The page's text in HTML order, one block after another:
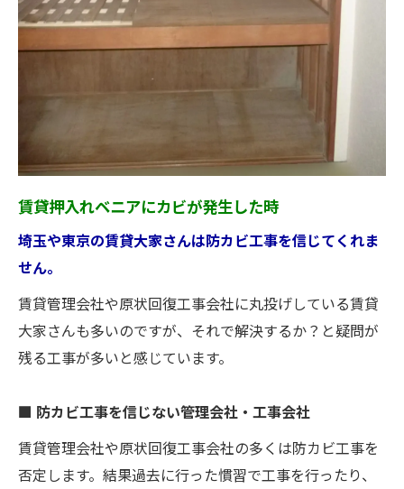
賃貸押入れベニアにカビが発生した時
埼玉や東京の賃貸大家さんは防カビ工事を信じてくれま
せん。
賃貸管理会社や原状回復工事会社に丸投げしている賃貸
大家さんも多いのですが、それで解決するか？と疑問が
残る工事が多いと感じています。
■ 防カビ工事を信じない管理会社・工事会社
賃貸管理会社や原状回復工事会社の多くは防カビ工事を
否定します。結果過去に行った慣習で工事を行ったり、